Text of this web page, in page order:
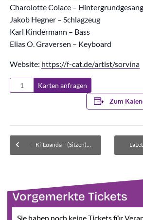
Charolotte Colace – Hintergrundgesang
Jakob Hegner – Schlagzeug
Karl Kindermann – Bass
Elias O. Graversen – Keyboard
Website: https://f-cat.de/artist/sorvina
Karten anfragen
Zum
Ki`Luanda – (Sitzen) AUSVERKAUFT LaLeLu – Best
Vorgemerkte Tickets
Sie haben noch keine Tickets für